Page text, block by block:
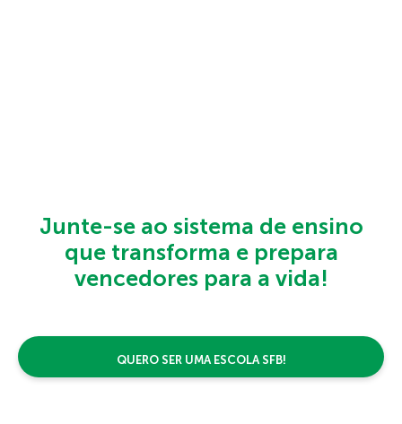
Junte-se ao sistema de ensino
que transforma e prepara
vencedores para a vida!
QUERO SER UMA ESCOLA SFB!